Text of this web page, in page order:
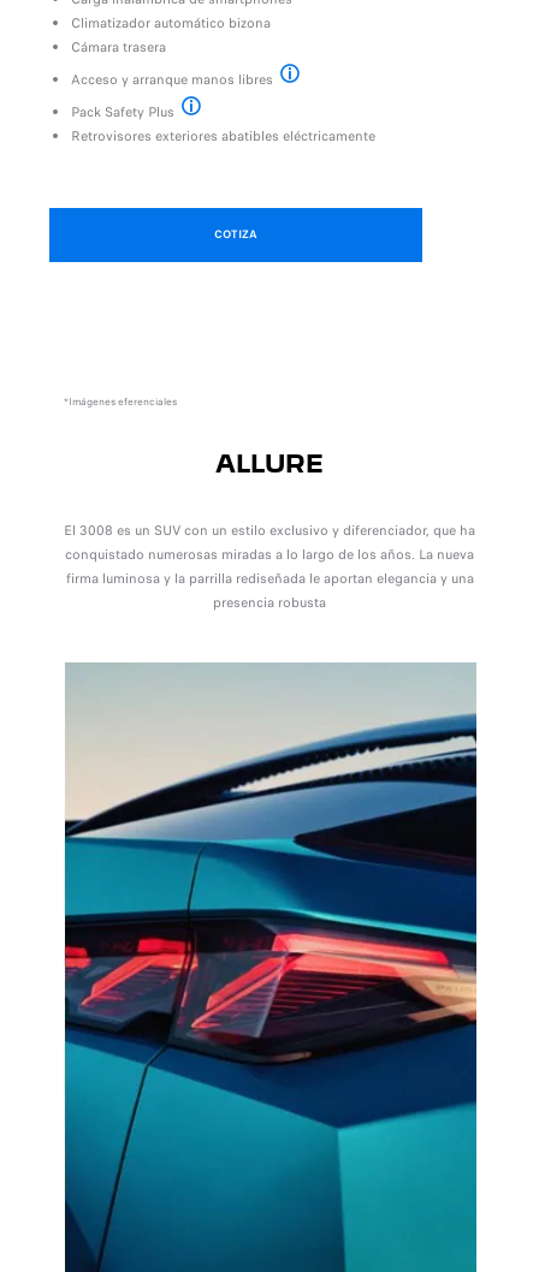
Pantalla HD
Climatizador automático bizona
Cámara trasera
Acceso y arranque manos libres
Pack Safety Plus
El Pack incluye: Control de crucero/Limitador de
Retrovisores exteriores abatibles eléctricamente
COTIZA
*Imágenes eferenciales
ALLURE
El 3008 es un SUV con un estilo exclusivo y diferenciador, que ha
conquistado numerosas miradas a lo largo de los años. La nueva
firma luminosa y la parrilla rediseñada le aportan elegancia y una
presencia robusta